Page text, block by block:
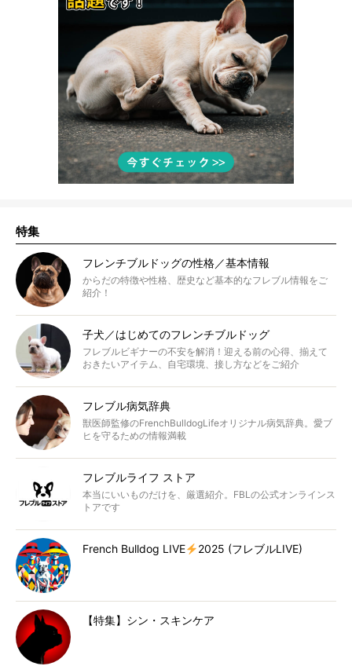
特集
フレンチブルドッグの性格／基本情報
からだの特徴や性格、歴史など基本的なフレブル情報をご
紹介！
子犬／はじめてのフレンチブルドッグ
フレブルビギナーの不安を解消！迎える前の心得、揃えて
おきたいアイテム、自宅環境、接し方などをご紹介
フレブル病気辞典
獣医師監修のFrenchBulldogLifeオリジナル病気辞典。愛ブ
ヒを守るための情報満載
フレブルライフ ストア
本当にいいものだけを、厳選紹介。FBLの公式オンラインス
トアです
French Bulldog LIVE 2025 (フレブルLIVE)
【特集】シン・スキンケア